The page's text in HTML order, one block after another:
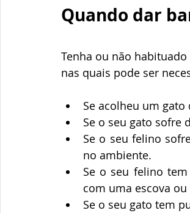
Quando dar
Tenha ou não
nas quais pode ser
Se acolheu um
Se o seu gato sofre
Se o seu felino
no ambiente.
Se o seu felino
com uma escova
Se o seu gato tem